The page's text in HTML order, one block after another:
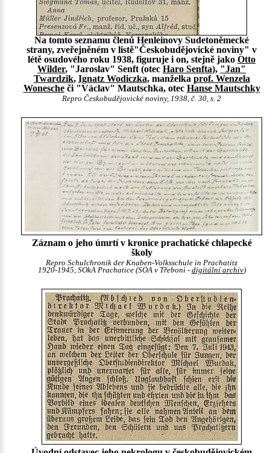
Na tomto seznamu členů Henleinovy Sudetoněmecké
strany, zveřejněném v listě"Českobudějovické noviny" v
létě osudového roku 1938, figuruje i on, stejně jako Otto
Wilder, "Jaroslav" Senft (otec Haro Senfta), "Jan"
Twardzik, Ignatz Wodiczka, manželka prof. Wenzela
Wonescheči "Václav" Mautschka, otec Hanse Mautschky
Repro Českobudějovické noviny, 1938, č. 30, s. 2
Záznam o jeho úmrtí v kronice prachatické chlapecké
školy
Repro Schulchronik der Knaben-Volksschule in Prachatitz
1920-1945, SOkA Prachatice (SOA v Třeboni - digitální archiv)